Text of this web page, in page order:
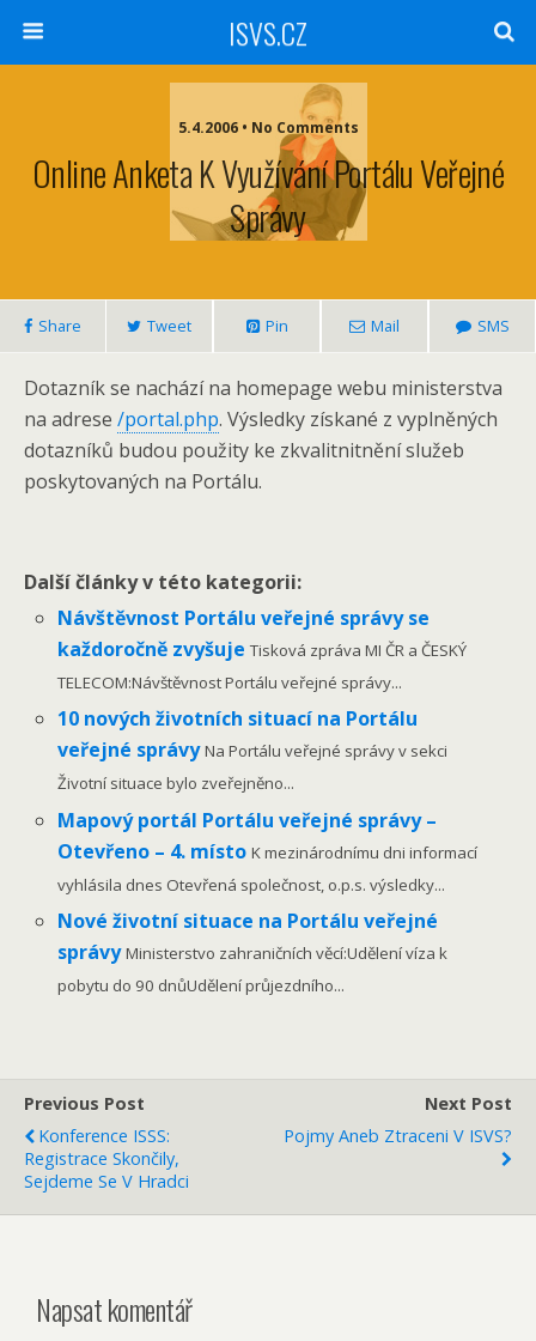
ISVS.CZ
5.4.2006 • No Comments
Online Anketa K Využívání Portálu Veřejné
Správy
Share Tweet Pin Mail SMS
Dotazník se nachází na homepage webu ministerstva
na adrese /portal.php. Výsledky získané z vyplněných
dotazníků budou použity ke zkvalitnitnění služeb
poskytovaných na Portálu.
Další články v této kategorii:
Návštěvnost Portálu veřejné správy se
každoročně zvyšujeTisková zpráva MI ČR a ČESKÝ
TELECOM:Návštěvnost Portálu veřejné správy...
10 nových životních situací na Portálu
veřejné správyNa Portálu veřejné správy v sekci
Životní situace bylo zveřejněno...
Mapový portál Portálu veřejné správy –
Otevřeno – 4. místoK mezinárodnímu dni informací
vyhlásila dnes Otevřená společnost, o.p.s. výsledky...
Nové životní situace na Portálu veřejné
správyMinisterstvo zahraničních věcí:Udělení víza k
pobytu do 90 dnůUdělení průjezdního...
Previous Post
Konference ISSS:
Registrace Skončily,
Sejdeme Se V Hradci
Next Post
Pojmy Aneb Ztraceni V ISVS?
Napsat komentář